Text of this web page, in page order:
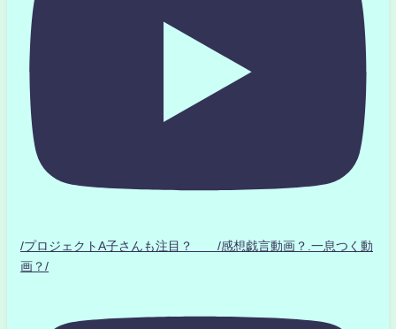
/プロジェクトA子さんも注目？ /感想戯言動画？.一息つく動
画？/